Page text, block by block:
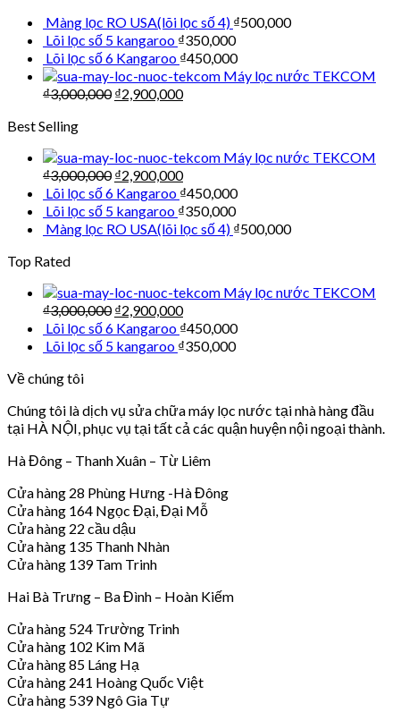
Màng lọc RO USA(lõi lọc số 4) ₫500,000
Lõi lọc số 5 kangaroo ₫350,000
Lõi lọc số 6 Kangaroo ₫450,000
Máy lọc nước TEKCOM
₫3,000,000 ₫2,900,000
Best Selling
Máy lọc nước TEKCOM
₫3,000,000 ₫2,900,000
Lõi lọc số 6 Kangaroo ₫450,000
Lõi lọc số 5 kangaroo ₫350,000
Màng lọc RO USA(lõi lọc số 4) ₫500,000
Top Rated
Máy lọc nước TEKCOM
₫3,000,000 ₫2,900,000
Lõi lọc số 6 Kangaroo ₫450,000
Lõi lọc số 5 kangaroo ₫350,000
Về chúng tôi
Chúng tôi là dịch vụ sửa chữa máy lọc nước tại nhà hàng đầu
tại HÀ NỘI, phục vụ tại tất cả các quận huyện nội ngoại thành.
Hà Đông – Thanh Xuân – Từ Liêm
Cửa hàng 28 Phùng Hưng -Hà Đông
Cửa hàng 164 Ngọc Đại, Đại Mỗ
Cửa hàng 22 cầu dậu
Cửa hàng 135 Thanh Nhàn
Cửa hàng 139 Tam Trinh
Hai Bà Trưng – Ba Đình – Hoàn Kiếm
Cửa hàng 524 Trường Trinh
Cửa hàng 102 Kim Mã
Cửa hàng 85 Láng Hạ
Cửa hàng 241 Hoàng Quốc Việt
Cửa hàng 539 Ngô Gia Tự